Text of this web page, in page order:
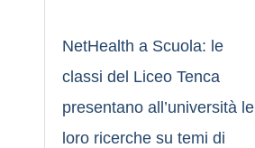
NetHealth a Scuola: le
classi del Liceo Tenca
presentano all’università le
loro ricerche su temi di